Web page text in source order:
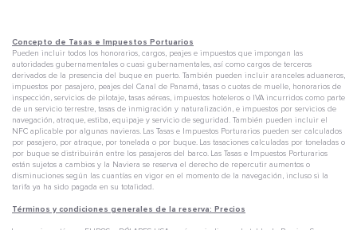
Concepto de Tasas e Impuestos Portuarios
Pueden incluir todos los honorarios, cargos, peajes e impuestos que impongan las
autoridades gubernamentales o cuasi gubernamentales, así como cargos de terceros
derivados de la presencia del buque en puerto. También pueden incluir aranceles aduaneros,
impuestos por pasajero, peajes del Canal de Panamá, tasas o cuotas de muelle, honorarios de
inspección, servicios de pilotaje, tasas aéreas, impuestos hoteleros o IVA incurridos como parte
de un servicio terrestre, tasas de inmigración y naturalización, e impuestos por servicios de
navegación, atraque, estiba, equipaje y servicio de seguridad. También pueden incluir el
NFC aplicable por algunas navieras. Las Tasas e Impuestos Porturarios pueden ser calculados
por pasajero, por atraque, por tonelada o por buque. Las tasaciones calculadas por toneladas o
por buque se distribuirán entre los pasajeros del barco. Las Tasas e Impuestos Porturarios
están sujetos a cambios y la Naviera se reserva el derecho de repercutir aumentos o
disminuciones según las cuantías en vigor en el momento de la navegación, incluso si la
tarifa ya ha sido pagada en su totalidad.
Términos y condiciones generales de la reserva: Precios